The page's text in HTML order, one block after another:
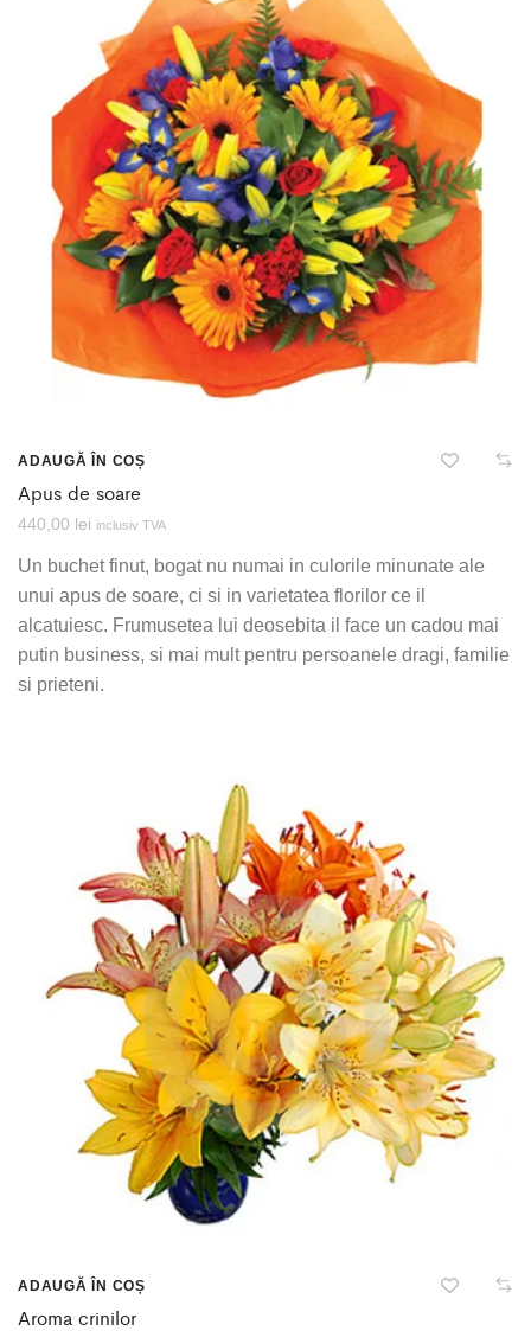
ADAUGĂ ÎN COȘ
Apus de soare
440,00 lei inclusiv TVA
Un buchet finut, bogat nu numai in culorile minunate ale
unui apus de soare, ci si in varietatea florilor ce il
alcatuiesc. Frumusetea lui deosebita il face un cadou mai
putin business, si mai mult pentru persoanele dragi, familie
si prieteni.
ADAUGĂ ÎN COȘ
Aroma crinilor